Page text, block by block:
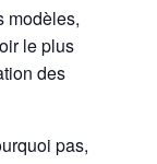
modèles,
le plus
des
pas,